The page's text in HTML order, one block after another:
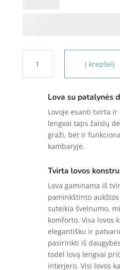
kiekis:
Vaikiška
patalynės
Į krepšelį
Lova su patalynės
Lovoje esanti tvirta
lengvai taps žaislų
graži, bet ir
kambaryje.
Tvirta lovos
Lova gaminama iš
paminkštinto
suteikia švelnumo,
komforto. Visa lovos
elegantišku ir
pasirinkti iš
todėl lovą lengvai
interjero. Visi lovos